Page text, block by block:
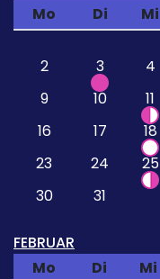
Mo
Di Mi
2
3 4
9
10 11
16
17 18
23
24 25
30
31
FEBRUAR
Mo
Di Mi